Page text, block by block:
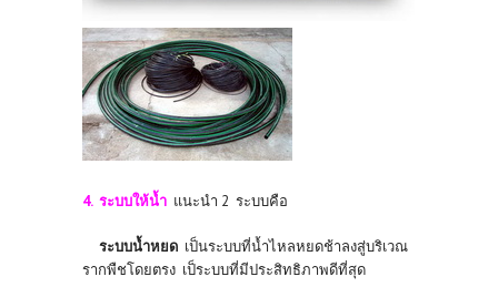
4. ระบบให้น้ำ แนะนำ 2 ระบบคือ
ระบบน้ำหยด เป็นระบบที่น้ำไหลหยดช้าลงสู่บริเวณ
รากพืชโดยตรง เป็ระบบที่มีประสิทธิภาพดีที่สุด